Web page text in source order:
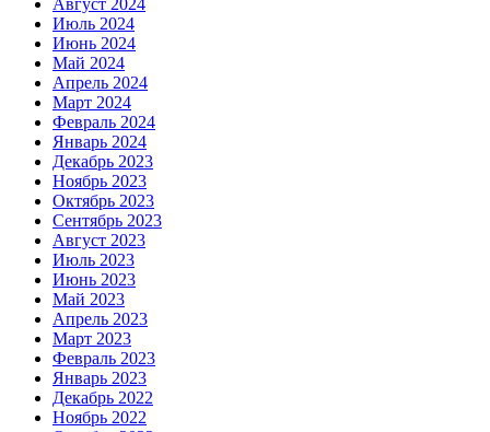
Июль 2024
Июнь 2024
Май 2024
Апрель 2024
Март 2024
Февраль 2024
Январь 2024
Декабрь 2023
Ноябрь 2023
Октябрь 2023
Сентябрь 2023
Август 2023
Июль 2023
Июнь 2023
Май 2023
Апрель 2023
Март 2023
Февраль 2023
Январь 2023
Декабрь 2022
Ноябрь 2022